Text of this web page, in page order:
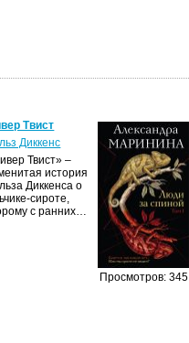
Твист
Диккенс
Твист» –
история
Диккенса о
сироте,
с ранних…
Просмотров: 345